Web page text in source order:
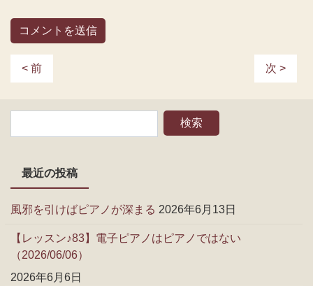
< 前 次 >
最近の投稿
風邪を引けばピアノが深まる 2026年6月13日
【レッスン♪83】電子ピアノはピアノではない
（2026/06/06）
2026年6月6日